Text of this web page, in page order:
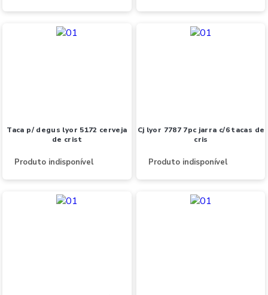
taca p/ degus lyor 5172 cerveja
de crist
Produto indisponível
cj lyor 7787 7pc jarra c/6 tacas de
cris
Produto indisponível